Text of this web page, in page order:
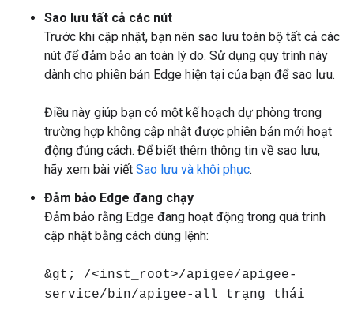
Sao lưu tất cả các nút
Trước khi cập nhật, bạn nên sao lưu toàn bộ tất cả các
nút để đảm bảo an toàn lý do. Sử dụng quy trình này
dành cho phiên bản Edge hiện tại của bạn để sao lưu.
Điều này giúp bạn có một kế hoạch dự phòng trong
trường hợp không cập nhật được phiên bản mới hoạt
động đúng cách. Để biết thêm thông tin về sao lưu,
hãy xem bài viết Sao lưu và khôi phục.
Đảm bảo Edge đang chạy
Đảm bảo rằng Edge đang hoạt động trong quá trình
cập nhật bằng cách dùng lệnh:
&gt; /<inst_root>/apigee/apigee-
service/bin/apigee-all trạng thái